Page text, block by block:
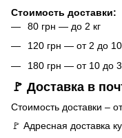
Стоимость доставки:
80 грн — до 2 кг
120 грн — от 2 до 10
180 грн — от 10 до
🚩 Доставка в
Стоимость доставки –
🚩 Адресная доставка